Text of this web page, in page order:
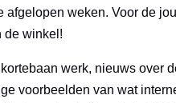
weken. Voor de
de winkel!
werk, nieuws over
voorbeelden van wat